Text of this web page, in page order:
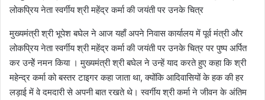
मुख्यमंत्री श्री भूपेश बघेल ने आज यहाँ अपने निवास कार्यालय में पूर्व मंत्री और
लोकप्रिय नेता स्वर्गीय श्री महेंद्र कर्मा की जयंती पर उनके चित्र पर पुष्प अर्पित
कर उन्हेें नमन किया । मुख्यमंत्री श्री बघेल ने उन्हें याद करते हुए कहा कि श्री
महेन्द्र कर्मा को बस्तर टाइगर कहा जाता था, क्योंकि आदिवासियों के हक की हर
लड़ाई में वे दमदारी से अपनी बात रखते थे। स्वर्गीय श्री कर्मा ने जीवन के अंतिम